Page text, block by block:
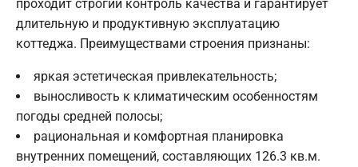
проходит строгий контроль качества и гарантирует
длительную и продуктивную эксплуатацию
коттеджа. Преимуществами строения признаны:
яркая эстетическая привлекательность;
выносливость к климатическим особенностям
погоды средней полосы;
рациональная и комфортная планировка
внутренних помещений, составляющих 126.3 кв.м.